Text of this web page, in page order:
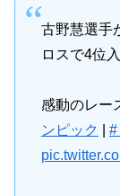
古野慧選手
ロスで4位
感動のレー
ンピック
#